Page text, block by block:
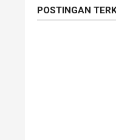
POSTINGAN